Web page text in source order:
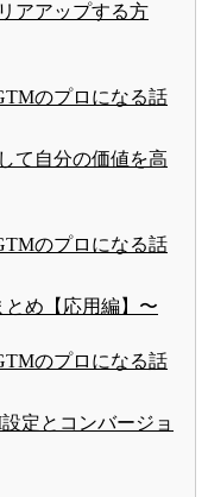
アアップする方
のプロになる話
て自分の価値を高
のプロになる話
め【応用編】〜
のプロになる話
定とコンバージョ